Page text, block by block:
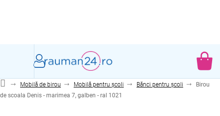
DE
Mobilă de birou Mobilă pentru școli Bănci pentru școli
Birou
de scoala Denis - marimea 7, galben - ral 1021